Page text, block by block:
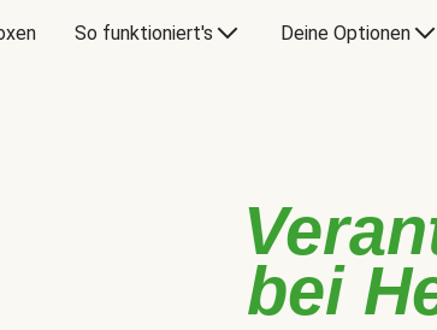
So funktioniert's Deine Optionen
bei